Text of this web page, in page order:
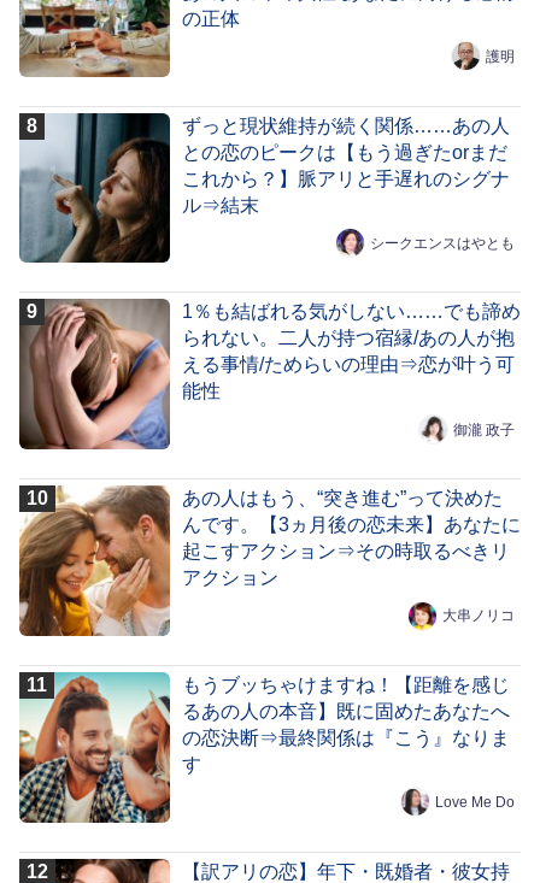
の正体
護明
ずっと現状維持が続く関係……あの人
との恋のピークは【もう過ぎたorまだ
これから？】脈アリと手遅れのシグナ
ル⇒結末
シークエンスはやとも
1％も結ばれる気がしない……でも諦め
られない。二人が持つ宿縁/あの人が抱
える事情/ためらいの理由⇒恋が叶う可
能性
御瀧 政子
あの人はもう、“突き進む”って決めた
んです。【3ヵ月後の恋未来】あなたに
起こすアクション⇒その時取るべきリ
アクション
大串ノリコ
もうブッちゃけますね！【距離を感じ
るあの人の本音】既に固めたあなたへ
の恋決断⇒最終関係は『こう』なりま
す
Love Me Do
【訳アリの恋】年下・既婚者・彼女持